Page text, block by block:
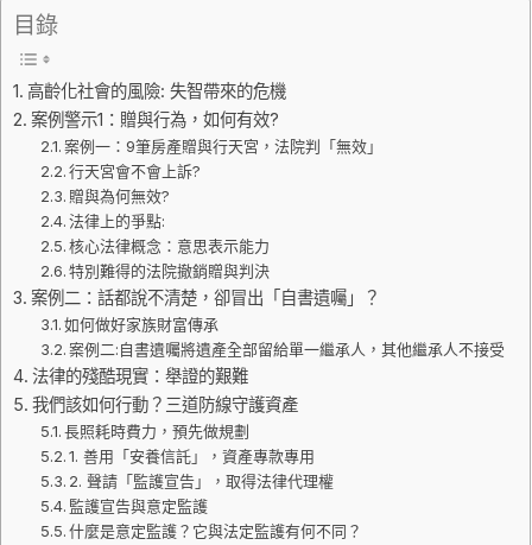
目錄
高齡化社會的風險: 失智帶來的危機
案例警示1：贈與行為，如何有效?
案例一：9筆房產贈與行天宮，法院判「無效」
行天宮會不會上訴?
贈與為何無效?
法律上的爭點:
核心法律概念：意思表示能力
特別難得的法院撤銷贈與判決
案例二：話都說不清楚，卻冒出「自書遺囑」？
如何做好家族財富傳承
案例二:自書遺囑將遺產全部留給單一繼承人，其他繼承人不接受
法律的殘酷現實：舉證的艱難
我們該如何行動？三道防線守護資產
長照耗時費力，預先做規劃
1. 善用「安養信託」，資產專款專用
2. 聲請「監護宣告」，取得法律代理權
監護宣告與意定監護
什麼是意定監護？它與法定監護有何不同？